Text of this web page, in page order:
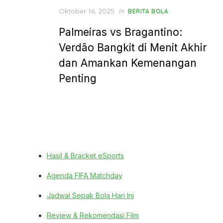
Posted
Oktober 16, 2025 in BERITA BOLA
Palmeiras vs Bragantino:
Verdão Bangkit di Menit Akhir
dan Amankan Kemenangan
Penting
Hasil & Bracket eSports
Agenda FIFA Matchday
Jadwal Sepak Bola Hari Ini
Review & Rekomendasi Film